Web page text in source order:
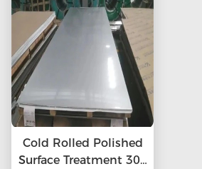
Cold Rolled Polished
Surface Treatment 304